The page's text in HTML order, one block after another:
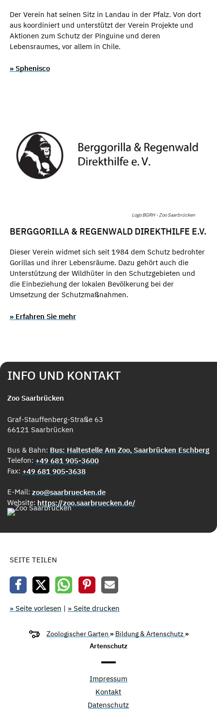
Der Verein hat seinen Sitz in Landau in der Pfalz. Von dort
aus koordiniert und unterstützt der Verein Projekte und
Aktionen zum Schutz der Pinguine und deren
Lebensraumes, vor allem in Chile.
» Sphenisco
Logo BGRH - Zoo Saarbrücken
BERGGORILLA & REGENWALD DIREKTHILFE E.V.
Dieser Verein widmet sich seit 1984 dem Schutz bedrohter
Gorillas und ihrer Lebensräume. Dazu gehört auch die
Unterstützung der Wildhüter in den Schutzgebieten und
die Einbeziehung der lokalen Bevölkerung bei der
Umsetzung der Schutzmaßnahmen.
» Erfahren Sie mehr
INFO UND KONTAKT
Zoo Saarbrücken
Graf-Stauffenberg-Straße 63
66121 Saarbrücken
Bus & Bahn: Bus: Haltestelle Am Zoo, Saarbrücken Eschberg
Telefon: +49 681 905-3600
Fax: +49 681 905-3638
E-Mail: zoo@saarbruecken.de
Website: https://zoo.saarbruecken.de/
SEITE TEILEN
» Seite vorlesen | » Seite drucken
Zoologischer Garten » Bildung & Artenschutz »
Artenschutz
Impressum
Kontakt
Datenschutz